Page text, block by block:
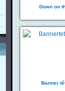
Down on
Banner